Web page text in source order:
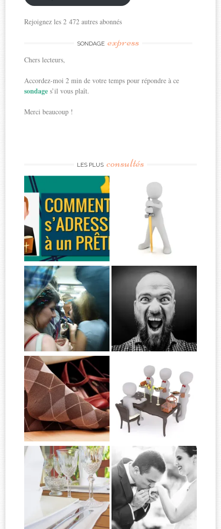
Rejoignez les 2 472 autres abonnés
SONDAGE express
Chers lecteurs,
Accordez-moi 2 min de votre temps pour répondre à ce
sondages’il vous plaît.
Merci beaucoup !
LES PLUS consultés